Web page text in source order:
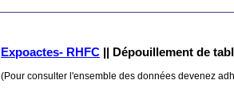
Expoactes- RHFC || Dépouillement de
(Pour consulter l'ensemble des données devenez